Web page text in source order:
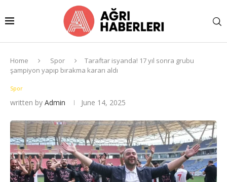
Home Spor
Taraftar isyanda! 17 yıl sonra grubu
şampiyon yapıp bırakma kararı aldı
Spor
written by Admin June 14, 2025